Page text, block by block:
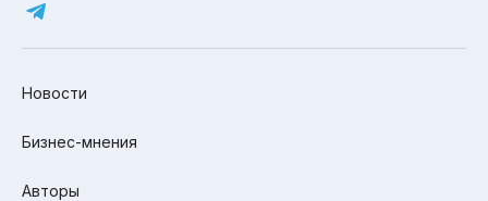
Новости
Бизнес-мнения
Авторы